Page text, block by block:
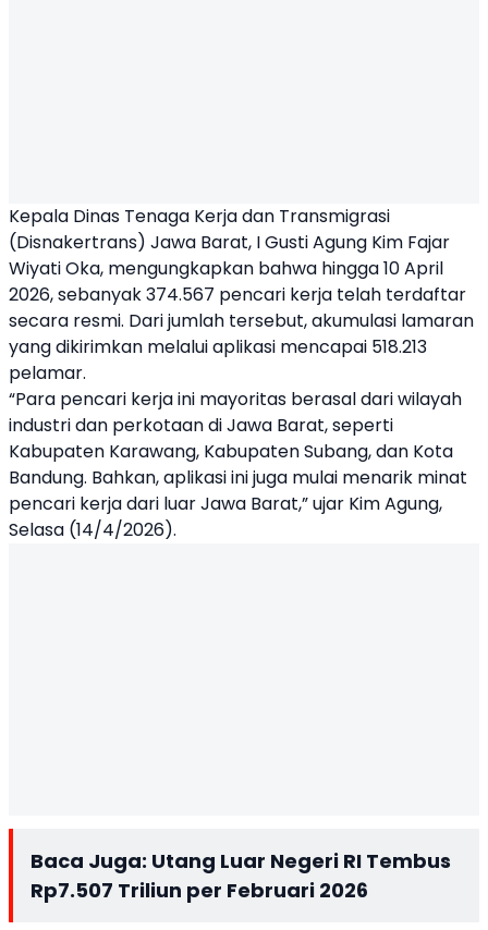
Kepala Dinas Tenaga Kerja dan Transmigrasi
(Disnakertrans) Jawa Barat, I Gusti Agung Kim Fajar
Wiyati Oka, mengungkapkan bahwa hingga 10 April
2026, sebanyak 374.567 pencari kerja telah terdaftar
secara resmi. Dari jumlah tersebut, akumulasi lamaran
yang dikirimkan melalui aplikasi mencapai 518.213
pelamar.
“Para pencari kerja ini mayoritas berasal dari wilayah
industri dan perkotaan di Jawa Barat, seperti
Kabupaten Karawang, Kabupaten Subang, dan Kota
Bandung. Bahkan, aplikasi ini juga mulai menarik minat
pencari kerja dari luar Jawa Barat,” ujar Kim Agung,
Selasa (14/4/2026).
Baca Juga: Utang Luar Negeri RI Tembus
Rp7.507 Triliun per Februari 2026